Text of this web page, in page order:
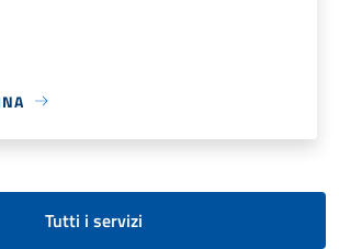
Tutti i servizi